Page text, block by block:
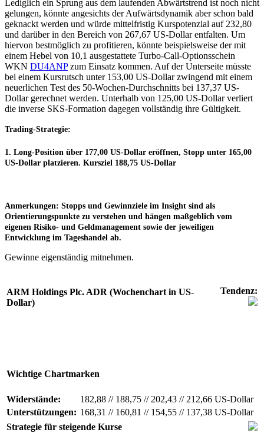
Lediglich ein Sprung aus dem laufenden Abwärtstrend ist noch nicht
gelungen, könnte angesichts der Aufwärtsdynamik aber schon bald
geknackt werden und würde mittelfristig Kurspotenzial auf 232,80
und darüber in den Bereich von 267,67 US-Dollar entfalten. Um
hiervon bestmöglich zu profitieren, könnte beispielsweise der mit
einem Hebel von 10,1 ausgestattete Turbo-Call-Optionsschein
WKN DU4ANPzum Einsatz kommen. Auf der Unterseite müsste
bei einem Kursrutsch unter 153,00 US-Dollar zwingend mit einem
neuerlichen Test des 50-Wochen-Durchschnitts bei 137,37 US-
Dollar gerechnet werden. Unterhalb von 125,00 US-Dollar verliert
die inverse SKS-Formation dagegen vollständig ihre Gültigkeit.
Trading-Strategie:
1. Long-Position über 177,00 US-Dollar eröffnen, Stopp unter 165,00
US-Dollar platzieren. Kursziel 188,75 US-Dollar
Anmerkungen: Stopps und Gewinnziele im Insight sind als
Orientierungspunkte zu verstehen und hängen maßgeblich vom
eigenen Risiko- und Geldmanagement sowie der jeweiligen
Entwicklung im Tageshandel ab.
Gewinne eigenständig mitnehmen.
ARM Holdings Plc. ADR (Wochenchart in US-
Dollar)
Tendenz:
Wichtige Chartmarken
Widerstände: 182,88 //188,75 //202,43 //212,66 US-Dollar
Unterstützungen: 168,31 //160,81 //154,55 //137,38 US-Dollar
Strategie für steigende Kurse